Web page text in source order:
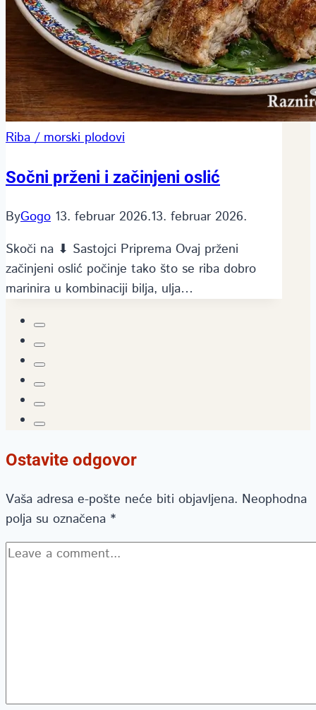
Riba / morski plodovi
Sočni prženi i začinjeni oslić
ByGogo 13. februar 2026.13. februar 2026.
Skoči na ⬇ Sastojci Priprema Ovaj prženi
začinjeni oslić počinje tako što se riba dobro
marinira u kombinaciji bilja, ulja…
Ostavite odgovor
Vaša adresa e-pošte neće biti objavljena. Neophodna
polja su označena *